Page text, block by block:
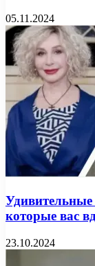
05.11.2024
которые вас
23.10.2024